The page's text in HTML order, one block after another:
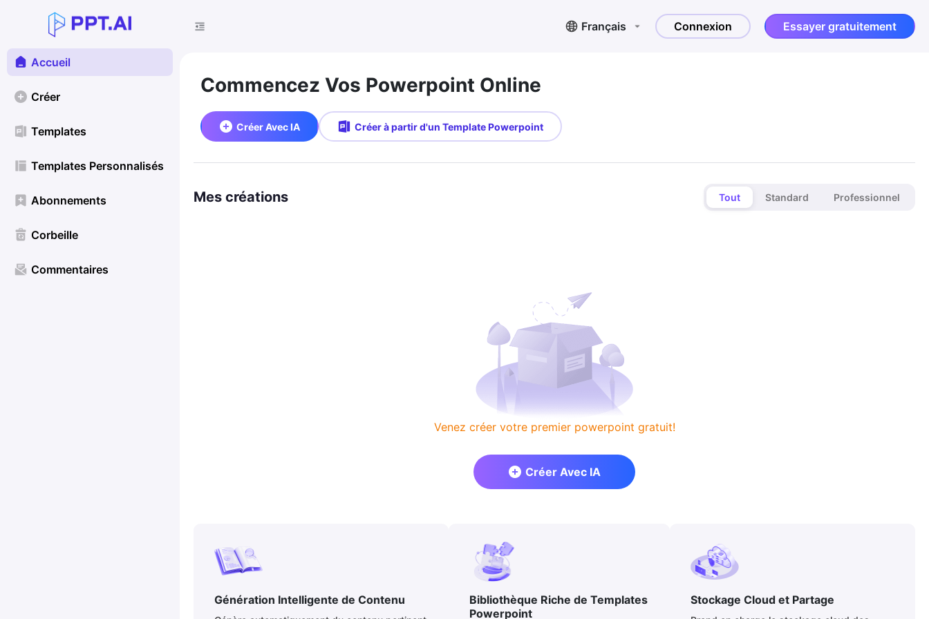
Accueil
Créer
Templates
Templates Personnalisés
Abonnements
Corbeille
Commentaires
Français Connexion Essayer gratuitement
Commencez Vos Powerpoint Online
Créer Avec IA Créer à partir d'un Template Powerpoint
Mes créations Tout Standard Professionnel
Venez créer votre premier powerpoint gratuit!
Créer Avec IA
Génération Intelligente de Contenu
Bibliothèque Riche de Templates
Powerpoint
Stockage Cloud et Partage